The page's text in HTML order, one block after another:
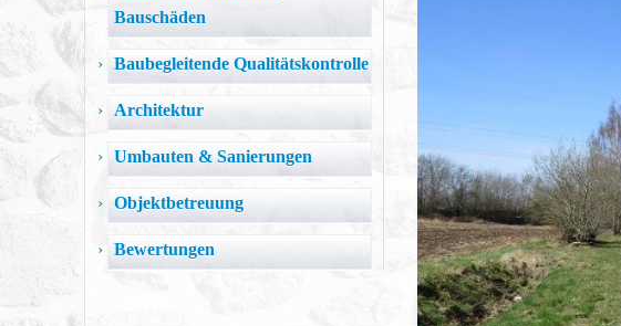
Bauschäden
Baubegleitende Qualitätskontrolle
Architektur
Umbauten & Sanierungen
Objektbetreuung
Bewertungen